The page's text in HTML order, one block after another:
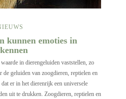
kunnen emoties in
in dierengeluiden vaststellen, zo
geluiden van zoogdieren, reptielen en
er in het dierenrijk een universele
uit te drukken. Zoogdieren, reptielen en